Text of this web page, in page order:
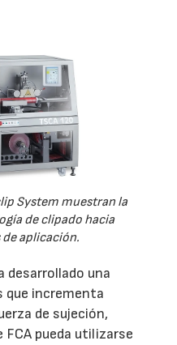
System muestran la
de clipado hacia
aplicación.
desarrollado una
que incrementa
de sujeción,
pueda utilizarse